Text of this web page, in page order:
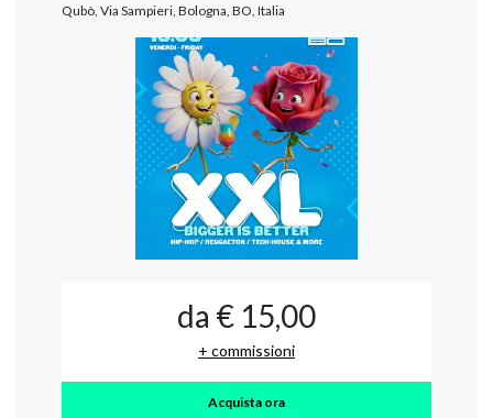
Qubò, Via Sampieri, Bologna, BO, Italia
da € 15,00
+ commissioni
Acquista ora